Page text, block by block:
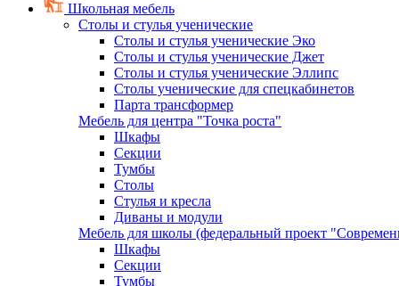
Школьная мебель
Столы и стулья ученические
Столы и стулья ученические Эко
Столы и стулья ученические Джет
Столы и стулья ученические Эллипс
Столы ученические для спецкабинетов
Парта трансформер
Мебель для центра "Точка роста"
Шкафы
Секции
Тумбы
Столы
Стулья и кресла
Диваны и модули
Мебель для школы (федеральный проект
Шкафы
Секции
Тумбы